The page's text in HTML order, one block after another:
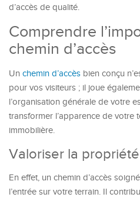
d’accès de qualité.
Comprendre
chemin d’accès
Un chemin d’accès bien conçu
pour vos visiteurs ; il joue
l’organisation générale de votre
transformer l’apparence de votre
immobilière.
Valoriser la propriété
En effet, un chemin d’accès
l’entrée sur votre terrain. Il